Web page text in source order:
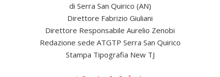
di Serra San Quirico (AN)
Direttore Fabrizio Giuliani
Direttore Responsabile Aurelio Zenobi
Redazione sede ATGTP Serra San Quirico
Stampa Tipografia New TJ